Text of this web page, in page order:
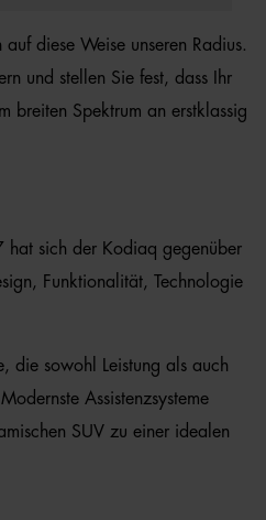
diese Weise unseren Radius.
und stellen Sie fest, dass Ihr
breiten Spektrum an erstklassig
hat sich der Kodiaq gegenüber
Funktionalität, Technologie
die sowohl Leistung als auch
Assistenzsysteme
SUV zu einer idealen